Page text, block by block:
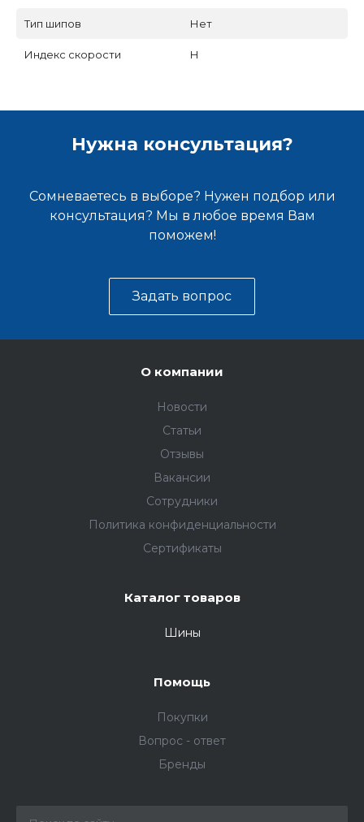
Тип шипов Нет
Индекс скорости H
Нужна консультация?
Сомневаетесь в выборе? Нужен подбор или
консультация? Мы в любое время Вам
поможем!
Задать вопрос
О компании
Новости
Статьи
Отзывы
Вакансии
Сотрудники
Политика конфиденциальности
Сертификаты
Каталог товаров
Шины
Помощь
Покупки
Вопрос - ответ
Бренды